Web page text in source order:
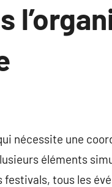
nécessite une
éléments
festivals, tous les